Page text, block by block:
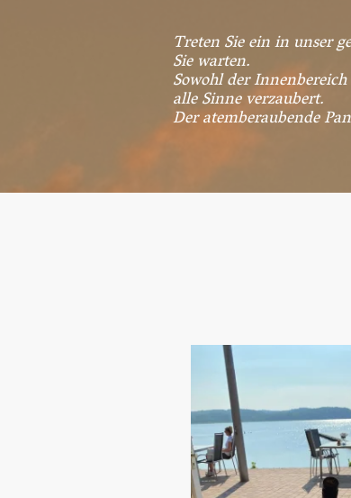
Treten Sie ein in unser
Sie warten.
Sowohl der
alle Sinne verzaubert.
Der atemberaubende